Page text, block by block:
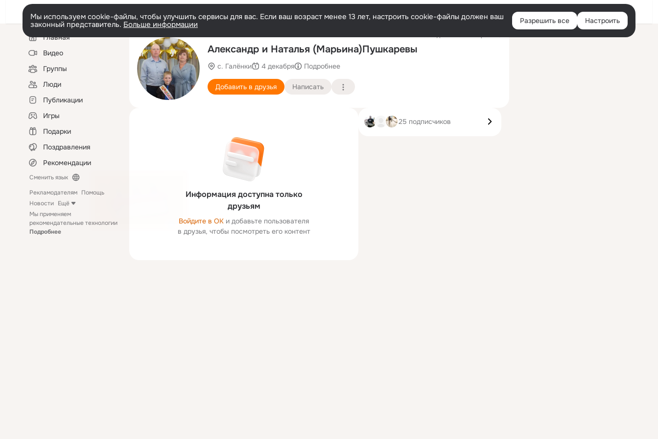
Войти
Мы используем cookie-файлы, чтобы улучшить сервисы для вас. Если ваш возраст менее 13 лет, настроить cookie-файлы должен ваш
законный представитель. Больше информации Разрешить все Настроить
Левая
колонкаГлавная
Видео
Группы
Люди
Публикации
Игры
Подарки
Поздравления
Рекомендации
Сменить язык
Рекламодателям Помощь
Новости Ещё
Мы применяем
рекомендательные технологии
Подробнее
Александр и Наталья (Марьина)Пушкаревы
с. Галёнки 4 декабря Подробнее
Добавить в друзья Написать
Информация доступна только
друзьям
Войдите в ОК и добавьте пользователя
в друзья, чтобы посмотреть его контент
25 подписчиков